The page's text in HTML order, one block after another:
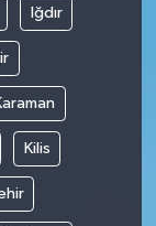
Iğdır
Kilis